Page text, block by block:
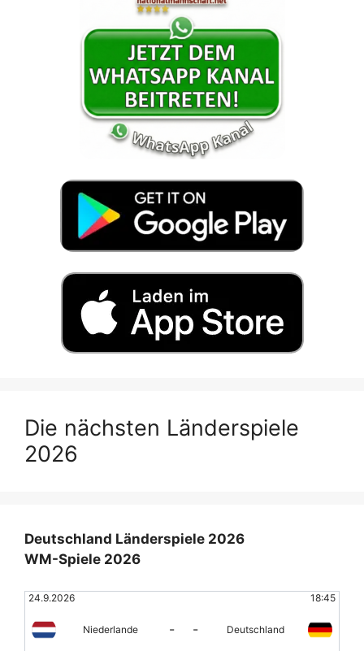
Die nächsten Länderspiele
2026
Deutschland Länderspiele 2026
WM-Spiele 2026
24.9.2026 18:45
Niederlande - - Deutschland